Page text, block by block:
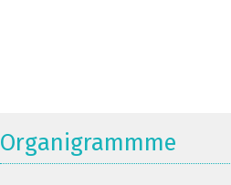
Organigrammme